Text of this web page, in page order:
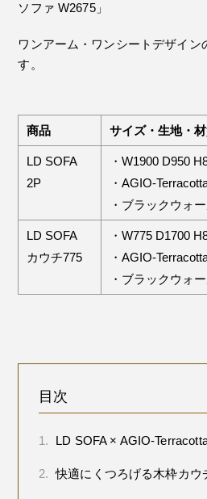
ソファ W2675」
ワンアーム・ワンシートデザイン
す。
商品 サイズ・生地・
LD SOFA
2P
・W1900 D950
・AGIO-
・ブラックウォ
LD SOFA
カウチ775
・W775 D1700
・AGIO-
・ブラックウォ
目次
1. LD SOFA × AGIO-
2. 快適にくつろげる木枠カウ